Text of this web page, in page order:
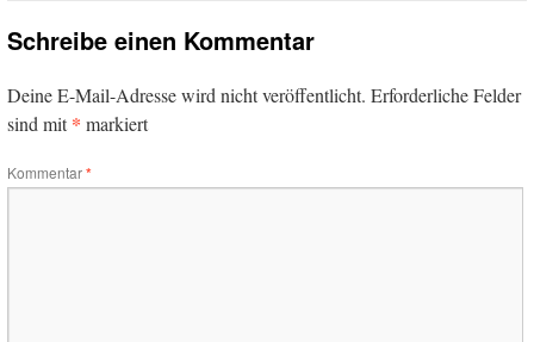
Schreibe einen Kommentar
Deine E-Mail-Adresse wird nicht veröffentlicht. Erforderliche Felder
sind mit* markiert
Kommentar*